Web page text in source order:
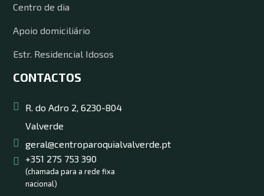
Centro de dia
Apoio domiciliário
Estr. Residencial Idosos
CONTACTOS
R. do Adro 2, 6230-804
Valverde
geral@centroparoquialvalverde.pt
+351 275 753 390
(chamada para a rede fixa
nacional)